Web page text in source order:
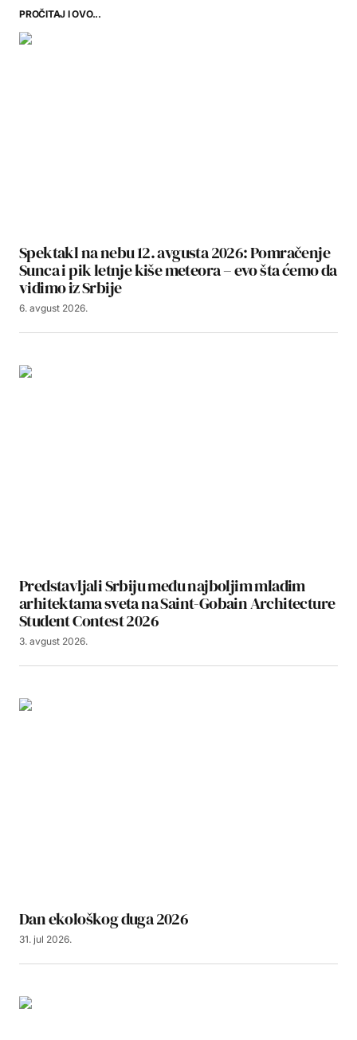
PROČITAJ I OVO...
Spektakl na nebu 12. avgusta 2026: Pomračenje
Sunca i pik letnje kiše meteora – evo šta ćemo da
vidimo iz Srbije
6. avgust 2026.
Predstavljali Srbiju među najboljim mladim
arhitektama sveta na Saint-Gobain Architecture
Student Contest 2026
3. avgust 2026.
Dan ekološkog duga 2026
31. jul 2026.